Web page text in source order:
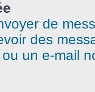
de
des
un e-mail